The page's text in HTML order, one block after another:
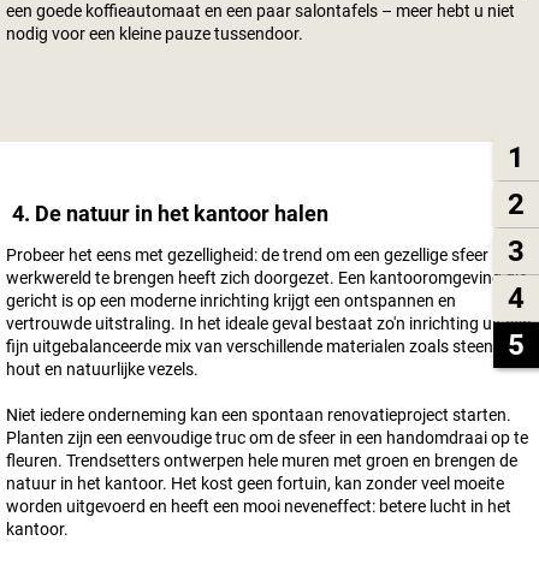
1
2
3
4
5
een goede koffieautomaat en een paar salontafels – meer hebt u niet
nodig voor een kleine pauze tussendoor.
4. De natuur in het kantoor halen
Probeer het eens met gezelligheid: de trend om een gezellige sfeer in de
werkwereld te brengen heeft zich doorgezet. Een kantooromgeving die
gericht is op een moderne inrichting krijgt een ontspannen en
vertrouwde uitstraling. In het ideale geval bestaat zo'n inrichting uit een
fijn uitgebalanceerde mix van verschillende materialen zoals steen,
hout en natuurlijke vezels.
Niet iedere onderneming kan een spontaan renovatieproject starten.
Planten zijn een eenvoudige truc om de sfeer in een handomdraai op te
fleuren. Trendsetters ontwerpen hele muren met groen en brengen de
natuur in het kantoor. Het kost geen fortuin, kan zonder veel moeite
worden uitgevoerd en heeft een mooi neveneffect: betere lucht in het
kantoor.